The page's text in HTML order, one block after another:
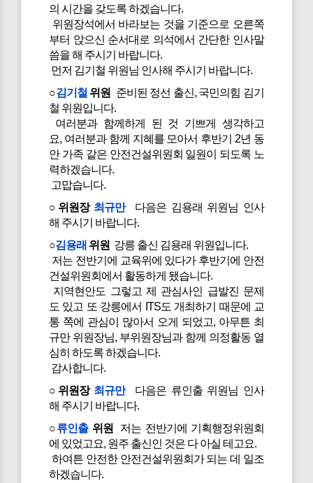
의 시간을 갖도록 하겠습니다.
위원장석에서 바라보는 것을 기준으로 오른쪽
부터 앉으신 순서대로 의석에서 간단한 인사말
씀을 해 주시기 바랍니다.
먼저 김기철 위원님 인사해 주시기 바랍니다.
○김기철 위원
준비된 정선 출신, 국민의힘 김기
철 위원입니다.
여러분과 함께하게 된 것 기쁘게 생각하고
요, 여러분과 함께 지혜를 모아서 후반기 2년 동
안 가족 같은 안전건설위원회 일원이 되도록 노
력하겠습니다.
고맙습니다.
○위원장 최규만다음은 김용래 위원님 인사
해 주시기 바랍니다.
○김용래 위원 강릉 출신 김용래 위원입니다.
저는 전반기에 교육위에 있다가 후반기에 안전
건설위원회에서 활동하게 됐습니다.
지역현안도 그렇고 제 관심사인 급발진 문제
도 있고 또 강릉에서 ITS도 개최하기 때문에 교
통 쪽에 관심이 많아서 오게 되었고, 아무튼 최
규만 위원장님, 부위원장님과 함께 의정활동 열
심히 하도록 하겠습니다.
감사합니다.
○위원장 최규만다음은 류인출 위원님 인사
해 주시기 바랍니다.
○류인출위원 저는 전반기에 기획행정위원회
에 있었고요, 원주 출신인 것은 다 아실 테고요.
하여튼 안전한 안전건설위원회가 되는 데 일조
하겠습니다.